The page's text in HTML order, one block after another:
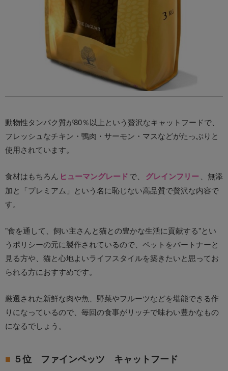
動物性タンパク質が80％以上という贅沢なキャットフードで、
フレッシュなチキン・鴨肉・サーモン・マスなどがたっぷりと
使用されています。
食材はもちろん ヒューマングレードで、 グレインフリー 、無添
加と「プレミアム」という名に恥じない高品質で贅沢な内容で
す。
”食を通して、飼い主さんと猫との豊かな生活に貢献する”とい
うポリシーの元に製作されているので、ペットをパートナーと
見る方や、猫と心地よいライフスタイルを築きたいと思ってお
られる方におすすめです。
厳選された新鮮な肉や魚、野菜やフルーツなどを堪能できる作
りになっているので、毎回の食事がリッチで味わい豊かなもの
になるでしょう。
５位 ファインペッツ キャットフード